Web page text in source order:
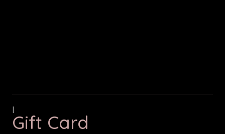
|
Gift Card